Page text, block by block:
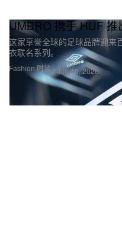
Fashion 时装
UMBRO 携手 HUF
这家享誉全球的足球品牌迎来
衣联名系列。
Jun 10, 2026